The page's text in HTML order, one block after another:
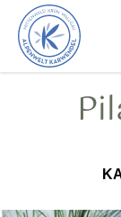
zurück
zur
Startseite